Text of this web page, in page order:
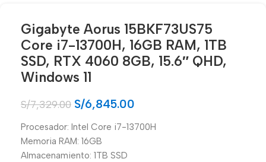
Gigabyte Aorus 15BKF73US75
Core i7-13700H, 16GB RAM, 1TB
SSD, RTX 4060 8GB, 15.6″ QHD,
Windows 11
S/7,329.00 S/6,845.00
Procesador: Intel Core i7-13700H
Memoria RAM: 16GB
Almacenamiento: 1TB SSD